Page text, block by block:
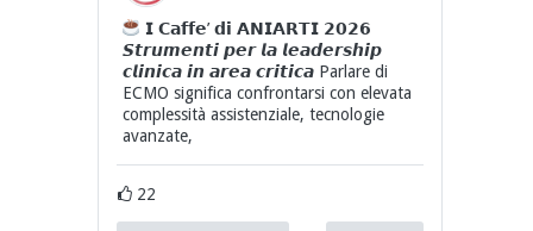
𝗜 𝗖𝗮𝗳𝗳𝗲’ 𝗱𝗶 𝗔𝗡𝗜𝗔𝗥𝗧𝗜 𝟮𝟬𝟮𝟲
𝙎𝙩𝙧𝙪𝙢𝙚𝙣𝙩𝙞 𝙥𝙚𝙧 𝙡𝙖 𝙡𝙚𝙖𝙙𝙚𝙧𝙨𝙝𝙞𝙥
𝙘𝙡𝙞𝙣𝙞𝙘𝙖 𝙞𝙣 𝙖𝙧𝙚𝙖 𝙘𝙧𝙞𝙩𝙞𝙘𝙖 Parlare di
ECMO significa confrontarsi con elevata
complessità assistenziale, tecnologie
avanzate,
22